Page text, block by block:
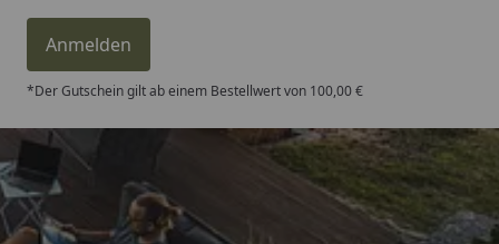
Anmelden
*Der Gutschein gilt ab einem Bestellwert von 100,00 €
Trusted Shops